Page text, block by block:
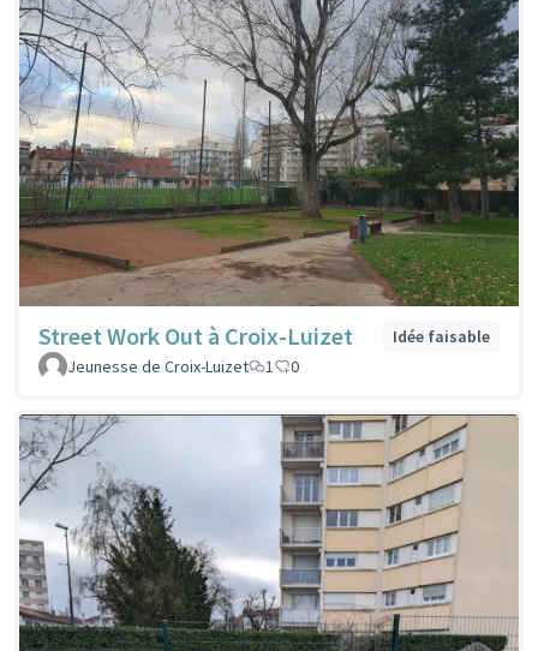
Street Work Out à Croix-Luizet
Idée faisable
Jeunesse de Croix-Luizet
1 0